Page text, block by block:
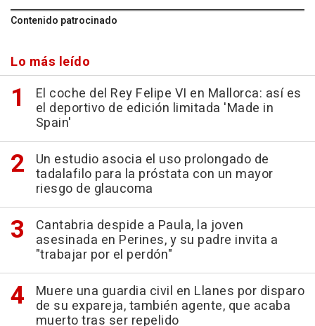
Contenido patrocinado
Lo más leído
El coche del Rey Felipe VI en Mallorca: así es
el deportivo de edición limitada 'Made in
Spain'
Un estudio asocia el uso prolongado de
tadalafilo para la próstata con un mayor
riesgo de glaucoma
Cantabria despide a Paula, la joven
asesinada en Perines, y su padre invita a
"trabajar por el perdón"
Muere una guardia civil en Llanes por disparo
de su expareja, también agente, que acaba
muerto tras ser repelido